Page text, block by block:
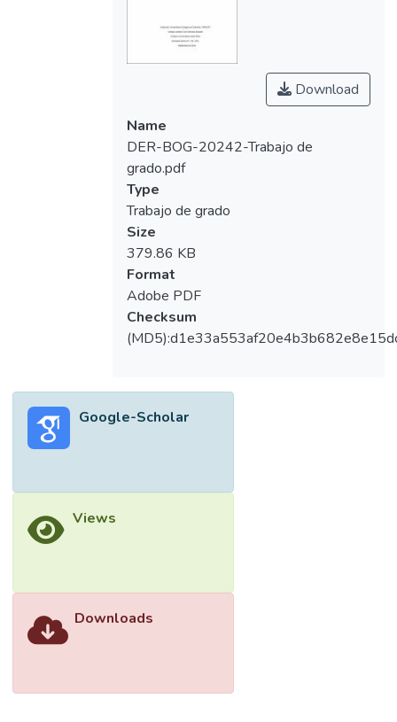
uso sostenible de los páramos.
Download
Name
DER-BOG-20242-Trabajo de
grado.pdf
Type
Trabajo de grado
Size
379.86 KB
Format
Adobe PDF
Checksum
Google-Scholar
Views
Downloads